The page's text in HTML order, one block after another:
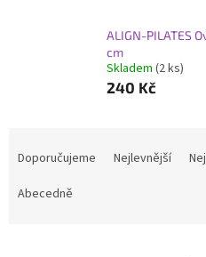
ALIGN-PILATES
cm
Skladem (2 ks)
240 Kč
Doporučujeme Nejlevnější
Abecedně